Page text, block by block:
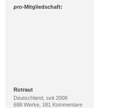
pro-Mitgliedschaft:
Rotraut
Deutschland, seit 2008
688 Werke, 181 Kommentare